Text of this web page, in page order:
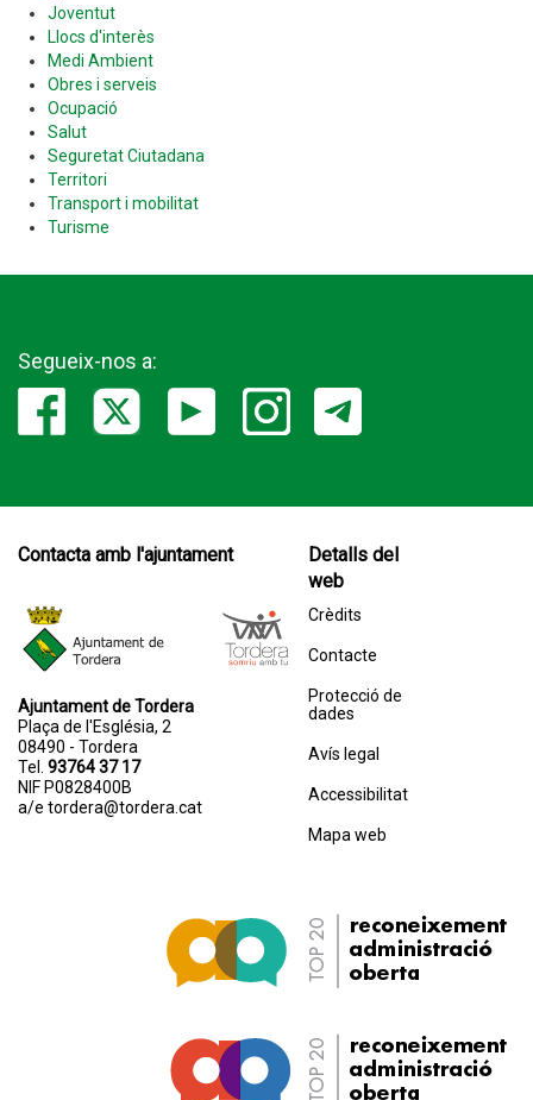
Joventut
Llocs d'interès
Medi Ambient
Obres i serveis
Ocupació
Salut
Seguretat Ciutadana
Territori
Transport i mobilitat
Turisme
Segueix-nos a:
Contacta amb l'ajuntament
Ajuntament de Tordera
Plaça de l'Església, 2
08490 - Tordera
Tel. 93764 37 17
NIF P0828400B
a/e tordera@tordera.cat
Detalls del
web
Crèdits
Contacte
Protecció de
dades
Avís legal
Accessibilitat
Mapa web